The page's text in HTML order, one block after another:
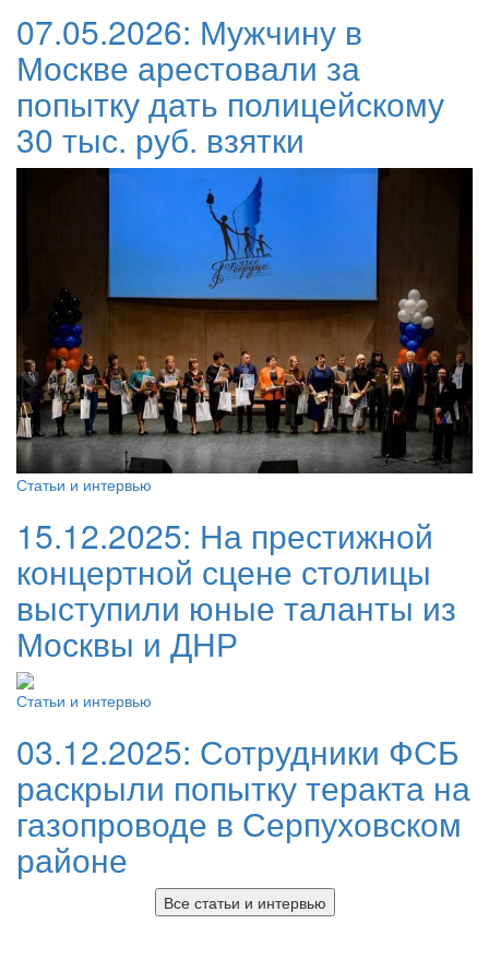
07.05.2026: Мужчину в
Москве арестовали за
попытку дать полицейскому
30 тыс. руб. взятки
Статьи и интервью
15.12.2025: На престижной
концертной сцене столицы
выступили юные таланты из
Москвы и ДНР
Статьи и интервью
03.12.2025: Сотрудники ФСБ
раскрыли попытку теракта на
газопроводе в Серпуховском
районе
Все статьи и интервью